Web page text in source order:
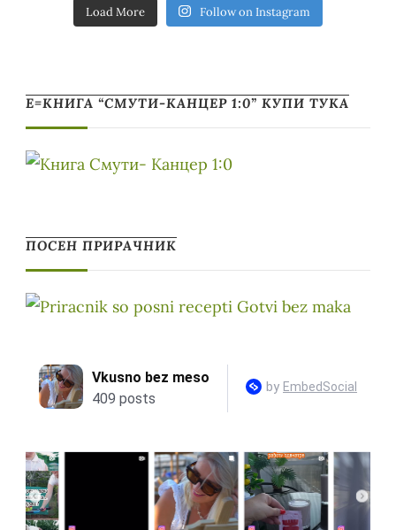
Load More Follow on Instagram
Е=КНИГА “СМУТИ-КАНЦЕР 1:0” КУПИ ТУКА
ПОСЕН ПРИРАЧНИК